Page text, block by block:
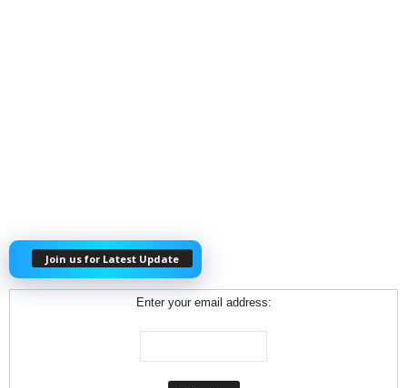
Join us for Latest Update
Enter your email address: